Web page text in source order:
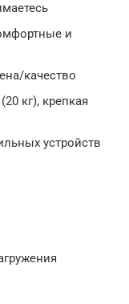
и
качество
кг), крепкая
устройств